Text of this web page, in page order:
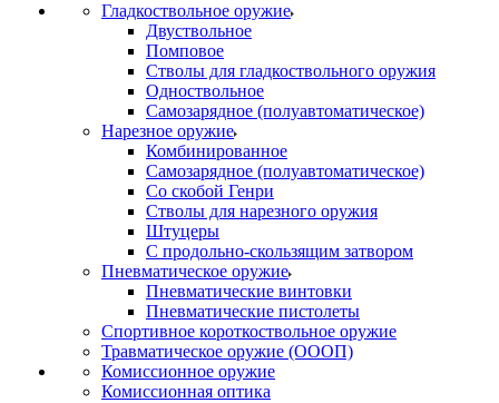
Гладкоствольное оружие
Двуствольное
Помповое
Стволы для гладкоствольного оружия
Одноствольное
Самозарядное (полуавтоматическое)
Нарезное оружие
Комбинированное
Самозарядное (полуавтоматическое)
Со скобой Генри
Стволы для нарезного оружия
Штуцеры
С продольно-скользящим затвором
Пневматическое оружие
Пневматические винтовки
Пневматические пистолеты
Спортивное короткоствольное оружие
Травматическое оружие (ОООП)
Комиссионное оружие
Комиссионная оптика